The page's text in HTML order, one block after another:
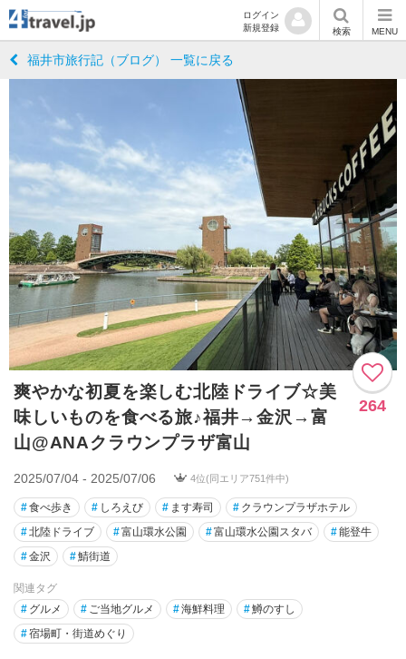
ログイン
新規登録
検索 MENU
福井市旅行記（ブログ） 一覧に戻る
爽やかな初夏を楽しむ北陸ドライブ☆美
味しいものを食べる旅♪福井→金沢→富
山@ANAクラウンプラザ富山
264
2025/07/04 - 2025/07/06 4位(同エリア751件中)
#食べ歩き # しろえび # ます寿司 # クラウンプラザホテル
#北陸ドライブ #富山環水公園 #富山環水公園スタバ #能登牛
#金沢 #鯖街道
関連タグ
# グルメ # ご当地グルメ #海鮮料理 #鱒のすし
#宿場町・街道めぐり